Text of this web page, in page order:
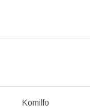
Komilfo